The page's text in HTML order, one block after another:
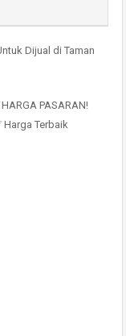
Dijual di Taman
PASARAN!
Harga Terbaik